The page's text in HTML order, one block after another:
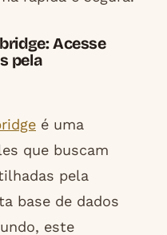
Acesse
pela
é uma
que buscam
pela
base de dados
este